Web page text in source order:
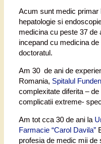
Acum sunt medic primar
hepatologie si
medicina cu peste 37 de
incepand cu medicina
doctoratul.
Am 30 de ani de
Romania, Spitalul
complexitate diferita –
complicatii extreme-
Am tot cca 30 de ani la
Farmacie “Carol Davila”
profesia de medic mii de